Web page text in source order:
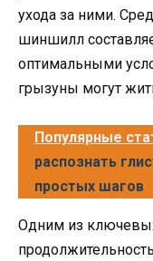
ухода за ними.
шиншилл
оптимальными
грызуны могут
Популярные
распознать
простых шагов
Одним из